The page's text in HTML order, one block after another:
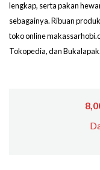
lengkap, serta pakan
sebagainya. Ribuan
toko online
Tokopedia, dan Bukalapak.